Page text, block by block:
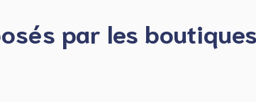
par les boutiques